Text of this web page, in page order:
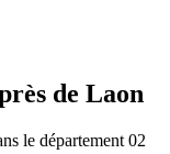
de Laon
le département 02